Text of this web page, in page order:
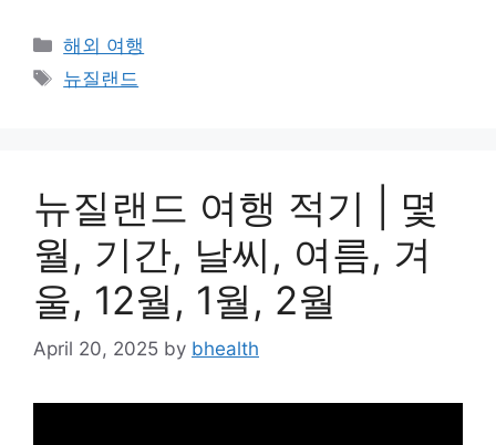
Categories
해외 여행
Tags
뉴질랜드
뉴질랜드 여행 적기 | 몇
월, 기간, 날씨, 여름, 겨
울, 12월, 1월, 2월
April 20, 2025 by bhealth